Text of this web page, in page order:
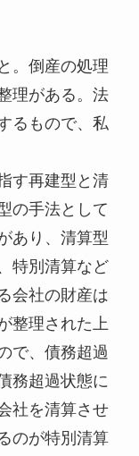
。倒産の処理
理がある。法
るもので、私
す再建型と清
の手法として
あり、清算型
特別清算など
会社の財産は
整理された上
で、債務超過
務超過状態に
社を清算させ
のが特別清算